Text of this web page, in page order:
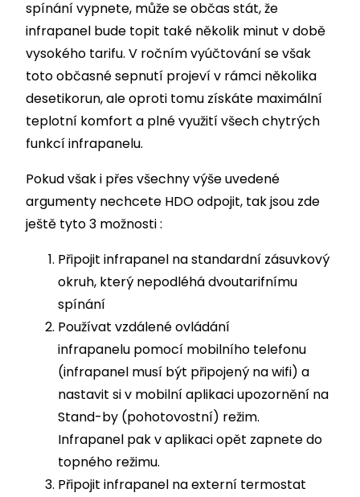
spínání vypnete, může se občas stát, že
infrapanel bude topit také několik minut v době
vysokého tarifu. V ročním vyúčtování se však
toto občasné sepnutí projeví v rámci několika
desetikorun, ale oproti tomu získáte maximální
teplotní komfort a plné využití všech chytrých
funkcí infrapanelu.
Pokud však i přes všechny výše uvedené
argumenty nechcete HDO odpojit, tak jsou zde
ještě tyto 3 možnosti :
Připojit infrapanel na standardní zásuvkový
okruh, který nepodléhá dvoutarifnímu
spínání
Používat vzdálené ovládání
infrapanelu pomocí mobilního telefonu
(infrapanel musí být připojený na wifi) a
nastavit si v mobilní aplikaci upozornění na
Stand-by (pohotovostní) režim.
Infrapanel pak v aplikaci opět zapnete do
topného režimu.
Připojit infrapanel na externí termostat